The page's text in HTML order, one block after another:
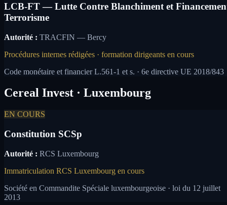
LCB-FT — Lutte Contre Blanchiment et
Terrorisme
Autorité : TRACFIN — Bercy
Procédures internes rédigées · formation dirigeants en cours
Code monétaire et financier L.561-1 et s. · 6e directive UE 2018/843
Cereal Invest · Luxembourg
EN COURS
Constitution SCSp
Autorité : RCS Luxembourg
Immatriculation RCS Luxembourg en cours
Société en Commandite Spéciale luxembourgeoise · loi du 12 juillet
2013